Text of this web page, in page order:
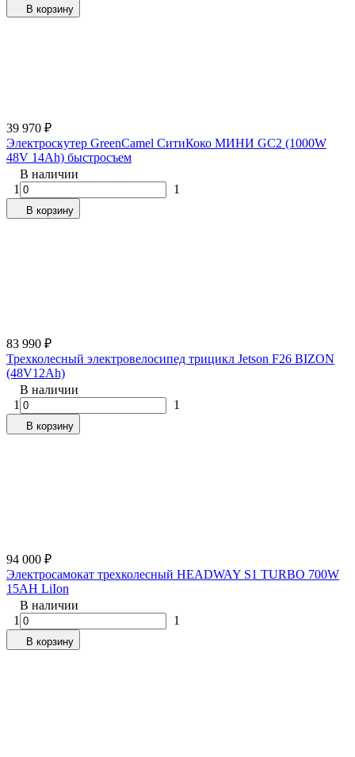
В корзину
39 970 ₽
Электроскутер GreenCamel СитиКоко МИНИ GC2 (1000W
48V 14Ah) быстросъем
В наличии
1
1
В корзину
83 990 ₽
Трехколесный электровелосипед трицикл Jetson F26 BIZON
(48V12Ah)
В наличии
1
1
В корзину
94 000 ₽
Электросамокат трехколесный HEADWAY S1 TURBO 700W
15AH LiIon
В наличии
1
1
В корзину